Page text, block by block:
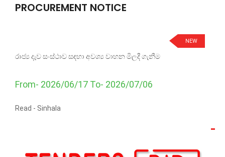
PROCUREMENT NOTICE
NEW
රාජ්‍ය දැව සංස්ථාව සඳහා අවශ්‍ය වාහන මිලදී ගැනීම
From- 2026/06/17 To- 2026/07/06
Read - Sinhala